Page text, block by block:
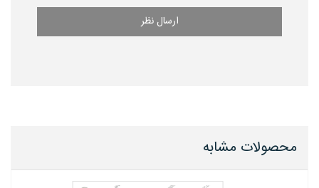
ارسال نظر
محصولات مشابه